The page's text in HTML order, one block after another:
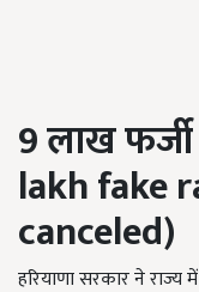
9 लाख फर्जी
lakh fake
canceled)
हरियाणा सरकार ने राज्य